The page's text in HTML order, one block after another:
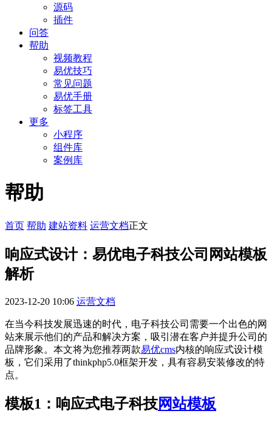
源码
插件
问答
帮助
视频教程
易优技巧
常见问题
易优手册
标签工具
更多
小程序
组件库
案例库
帮助
首页 帮助 建站资料 运营文档正文
响应式设计：易优电子科技公司网站模板
解析
2023-12-20 10:06 运营文档
在当今科技发展迅速的时代，电子科技公司需要一个出色的网
站来展示他们的产品和解决方案，吸引潜在客户并提升公司的
品牌形象。本文将为您推荐两款易优cms内核的响应式设计模
板，它们采用了thinkphp5.0框架开发，具有容易安装修改的特
点。
模板1：响应式电子科技网站模板